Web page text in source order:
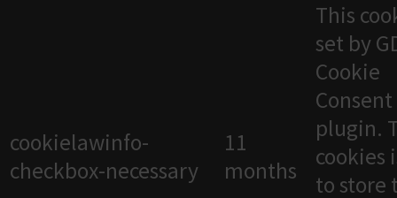
cookielawinfo-
checkbox-necessary
11
months
This
set by
Cookie
Consent
plugin.
cookies
to store